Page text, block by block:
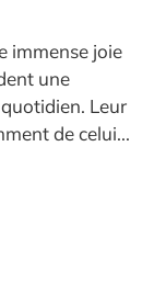
immense joie
une
Leur
de celui...